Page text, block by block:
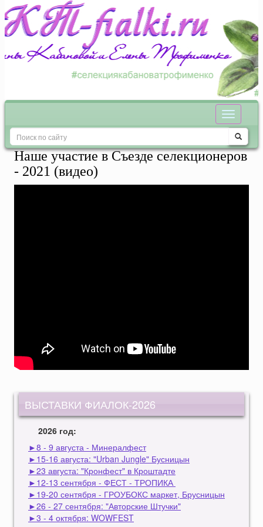
Наше участие в Съезде селекционеров
- 2021 (видео)
ВЫСТАВКИ ФИАЛОК-2026
2026 год:
►8 - 9 августа - Минералфест
►15-16 августа: "Urban Jungle" Бусницын
►23 августа: "Кронфест" в Кроштадте
►12-13 сентября - ФЕСТ - ТРОПИКА
►19-20 сентября - ГРОУБОКС маркет, Брусницын
►26 - 27 сентября: "Авторские Штучки"
►3 - 4 октября: WOWFEST